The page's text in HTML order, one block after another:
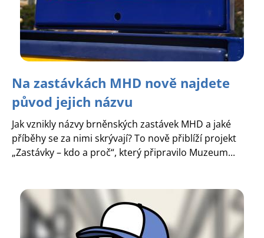
Na zastávkách MHD nově najdete
původ jejich názvu
Jak vznikly názvy brněnských zastávek MHD a jaké
příběhy se za nimi skrývají? To nově přiblíží projekt
„Zastávky – kdo a proč“, který připravilo Muzeum...